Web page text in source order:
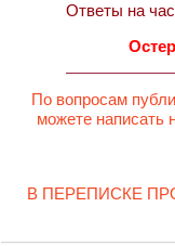
Ответы на
По вопросам
можете написать
В ПЕРЕПИСКЕ